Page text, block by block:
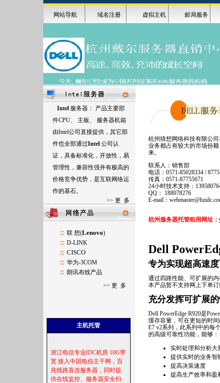
网站导航 域名注册 虚拟主机 邮局服务
Intel 服务器： 产品主要部
件CPU、 主板、 服务器机箱
由Intel公司直接提供，其它部
件也全部通过Intel 公司认
证，具备标准化，开放性，易
管理性，兼容性强并有极高的
价格竞争优势，是互联网络运
作的基石。
>> 更 多
□联 想(Lenovo)
□D-LINK
□ CISCO
□ 华为-3COM
□朗讯布线产品
>> 更 多
主机托管
浙江电信专业IDC机房 10G带
宽 接入中国电信主干网，百
兆线路直连服务器，同时提
供在线监控、服务器安全扫
杭州猜想网络科技有限公
业务都占有较大的市场份
来。
联系人：销售部
电话：0571-85028334 /
传真：0571-87755671
24小时技术支持：
QQ： 188078276
E-mail：
杭州服务器托管租用网址：
Dell
专为实现超高速
通过四路性能、可扩展的
本产品暂不支持网上下单
充分发挥可扩展
Dell PowerEdge R920是
缓存容量，可在更短的时
E7 v2系列，此系列中的每
的高级可靠性功能，能够：
实时处理和分析大
提供实时的业务智
提高决策速度
提高生产效率和盈